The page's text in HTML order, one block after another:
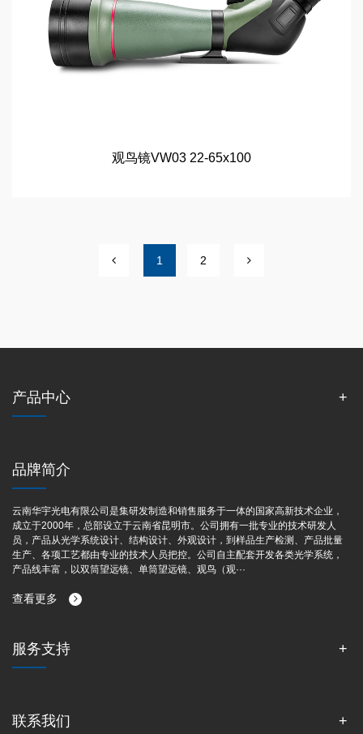
观鸟镜VW03 22-65x100
1 2
产品中心
品牌简介
云南华宇光电有限公司是集研发制造和销售服务于一体的国家高新技术企业，
成立于2000年，总部设立于云南省昆明市。公司拥有一批专业的技术研发人
员，产品从光学系统设计、结构设计、外观设计，到样品生产检测、产品批量
生产、各项工艺都由专业的技术人员把控。公司自主配套开发各类光学系统，
产品线丰富，以双筒望远镜、单筒望远镜、观鸟（观···
查看更多
服务支持
联系我们